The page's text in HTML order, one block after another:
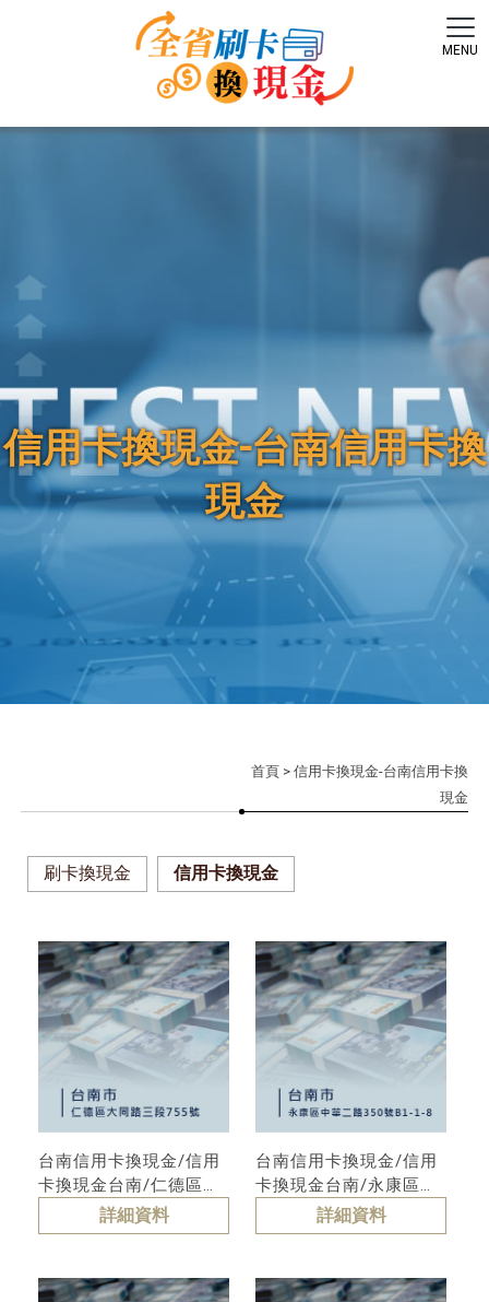
信用卡換現金-台南信用卡換
現金
首頁 > 信用卡換現金-台南信用卡換
現金
刷卡換現金 信用卡換現金
台南信用卡換現金/信用
卡換現金台南/仁德區信
用卡換現金詳細資料
台南信用卡換現金/信用
卡換現金台南/永康區信
用卡換現金詳細資料